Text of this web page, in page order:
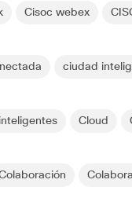
Cisoc webex
ciudad
Cloud